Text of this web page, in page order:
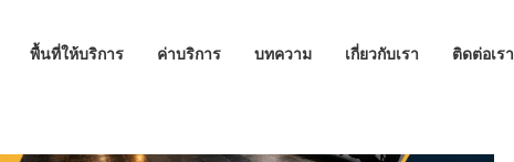
พื้นที่ให้บริการ ค่าบริการ บทความ เกี่ยวกับเรา ติดต่อเรา